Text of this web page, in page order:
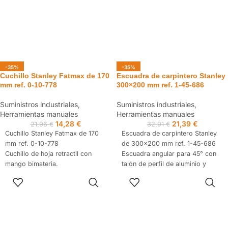
-35%
Cuchillo Stanley Fatmax de 170
mm ref. 0-10-778
Suministros industriales,
Herramientas manuales
21,96€ 14,28 €
Cuchillo Stanley Fatmax de 170
mm ref. 0-10-778
Cuchillo de hoja retractil con
mango bimateria.
mediante botón.
-35%
Escuadra de carpintero Stanley
300×200 mm ref. 1-45-686
Suministros industriales,
Herramientas manuales
32,91€ 21,39 €
Escuadra de carpintero Stanley
de 300x200 mm ref. 1-45-686
Escuadra angular para 45° con
talón de perfil de aluminio y
grabada con graduación en mm